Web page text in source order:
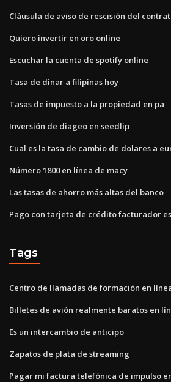
Cláusula de aviso de rescisión del
Quiero invertir en oro online
Escuchar la cuenta de spotify online
Tasa de dinar a filipinas hoy
Tasas de impuesto a la propiedad en pa
Inversión de diageo en seedlip
Cual es la tasa de cambio de dolares a
Número 1800 en línea de macy
Las tasas de ahorro más altas del banco
Pago con tarjeta de crédito facturador
Tags
Centro de llamadas de formación en
Billetes de avión realmente baratos en
Es un intercambio de anticipo
Zapatos de plata de streaming
Pagar mi factura telefónica de impulso